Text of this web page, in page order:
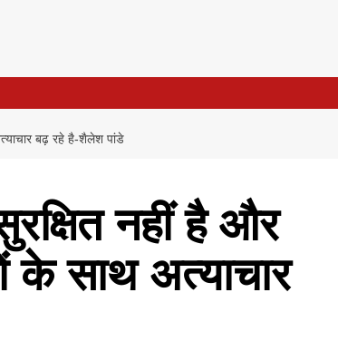
बढ़ रहे है-शैलेश पांडे
नहीं है और
के साथ अत्याचार